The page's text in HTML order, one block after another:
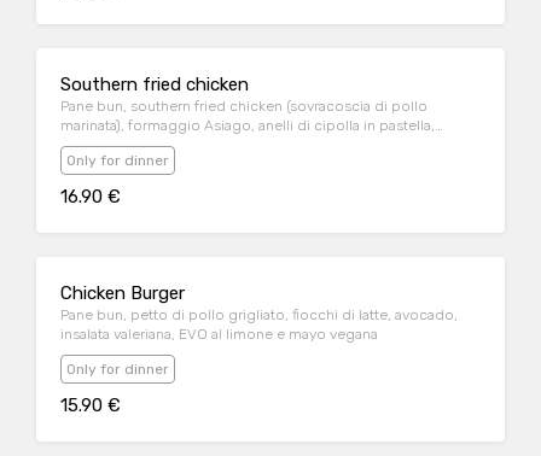
Southern fried chicken
Pane bun, southern fried chicken (sovracoscia di pollo
marinata), formaggio Asiago, anelli di cipolla in pastella,
insalata iceberg, bacon croccante e salsa burger
Only for dinner
16.90 €
Chicken Burger
Pane bun, petto di pollo grigliato, fiocchi di latte, avocado,
insalata valeriana, EVO al limone e mayo vegana
Only for dinner
15.90 €